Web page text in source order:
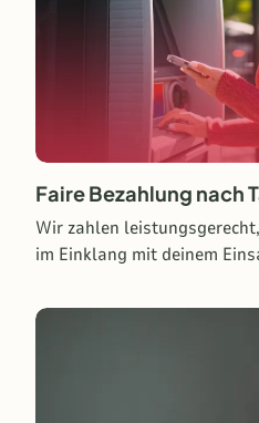
Faire Bezahlung nach
Wir zahlen
im Einklang mit deinem